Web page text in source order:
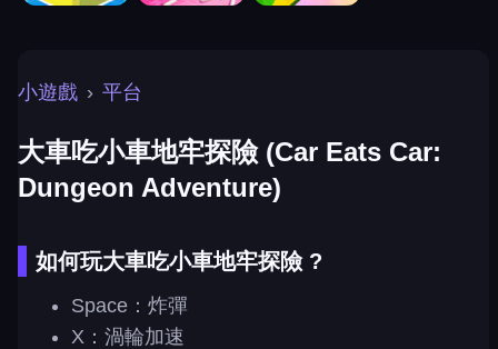
小遊戲 › 平台
大車吃小車地牢探險 (Car Eats Car:
Dungeon Adventure)
如何玩大車吃小車地牢探險 ?
Space：炸彈
X：渦輪加速